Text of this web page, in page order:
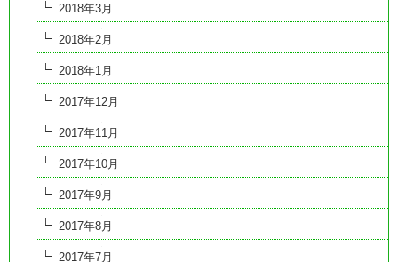
2018年3月
2018年2月
2018年1月
2017年12月
2017年11月
2017年10月
2017年9月
2017年8月
2017年7月